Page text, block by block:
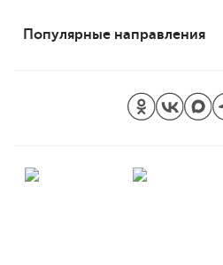
Популярные направления